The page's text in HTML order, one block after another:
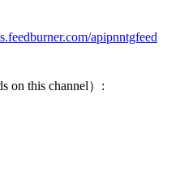
apipnntgfeed
on this channel）: